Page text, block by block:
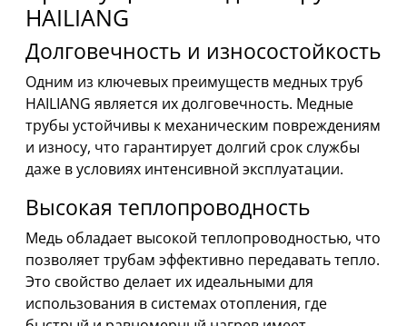
HAILIANG
Долговечность и износостойкость
Одним из ключевых преимуществ медных труб
HAILIANG является их долговечность. Медные
трубы устойчивы к механическим повреждениям
и износу, что гарантирует долгий срок службы
даже в условиях интенсивной эксплуатации.
Высокая теплопроводность
Медь обладает высокой теплопроводностью, что
позволяет трубам эффективно передавать тепло.
Это свойство делает их идеальными для
использования в системах отопления, где